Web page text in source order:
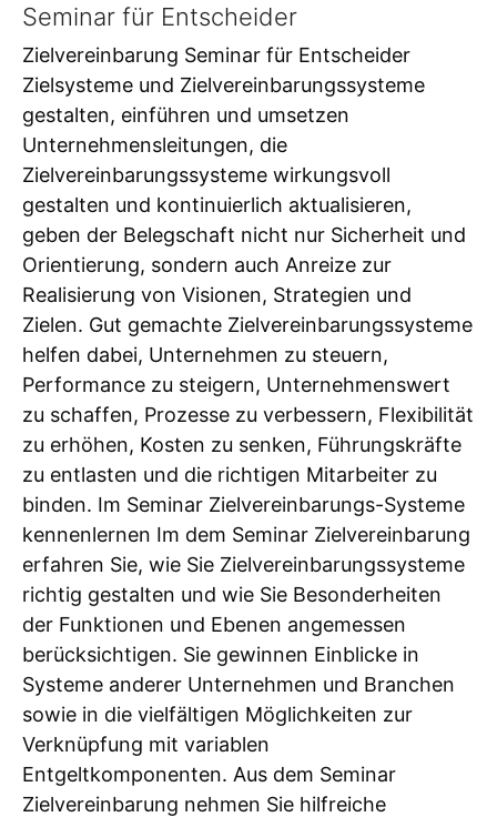
Seminar für Entscheider
Zielvereinbarung Seminar für Entscheider
Zielsysteme und Zielvereinbarungssysteme
gestalten, einführen und umsetzen
Unternehmensleitungen, die
Zielvereinbarungssysteme wirkungsvoll
gestalten und kontinuierlich aktualisieren,
geben der Belegschaft nicht nur Sicherheit und
Orientierung, sondern auch Anreize zur
Realisierung von Visionen, Strategien und
Zielen. Gut gemachte Zielvereinbarungssysteme
helfen dabei, Unternehmen zu steuern,
Performance zu steigern, Unternehmenswert
zu schaffen, Prozesse zu verbessern, Flexibilität
zu erhöhen, Kosten zu senken, Führungskräfte
zu entlasten und die richtigen Mitarbeiter zu
binden. Im Seminar Zielvereinbarungs-Systeme
kennenlernen Im dem Seminar Zielvereinbarung
erfahren Sie, wie Sie Zielvereinbarungssysteme
richtig gestalten und wie Sie Besonderheiten
der Funktionen und Ebenen angemessen
berücksichtigen. Sie gewinnen Einblicke in
Systeme anderer Unternehmen und Branchen
sowie in die vielfältigen Möglichkeiten zur
Verknüpfung mit variablen
Entgeltkomponenten. Aus dem Seminar
Zielvereinbarung nehmen Sie hilfreiche